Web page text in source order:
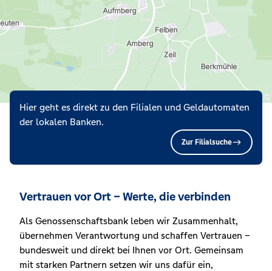
Hier geht es direkt zu den Filialen und Geldautomaten
der lokalen Banken.
Zur Filialsuche
Vertrauen vor Ort – Werte, die verbinden
Als Genossenschaftsbank leben wir Zusammenhalt,
übernehmen Verantwortung und schaffen Vertrauen –
bundesweit und direkt bei Ihnen vor Ort. Gemeinsam
mit starken Partnern setzen wir uns dafür ein,